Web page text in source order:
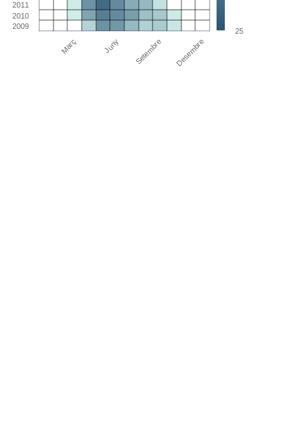
25
Març Juny Setembre Desembre
2009
2010
2011